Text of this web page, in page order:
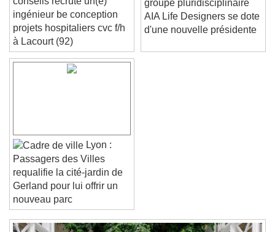
Font Size
Text Edge Style
Reset
Done
Close Modal Dialog
End of dialog window.
conseils recrute un(e)
ingénieur be conception
projets hospitaliers cvc f/h
à Lacourt (92)
groupe pluridisciplinaire
AIA Life Designers se dote
Lyon :
Passagers des Villes
requalifie la cité-jardin de
Gerland pour lui offrir un
nouveau parc